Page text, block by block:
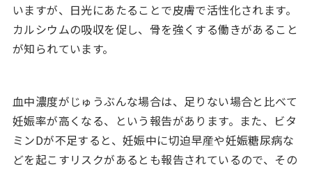
いますが、日光にあたることで皮膚で活性化されます。
カルシウムの吸収を促し、骨を強くする働きがあること
が知られています。
血中濃度がじゅうぶんな場合は、足りない場合と比べて
妊娠率が高くなる、という報告があります。また、ビタ
ミンDが不足すると、妊娠中に切迫早産や妊娠糖尿病な
どを起こすリスクがあるとも報告されているので、その